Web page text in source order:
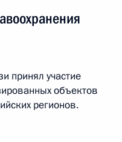
принял участие
объектов
регионов.